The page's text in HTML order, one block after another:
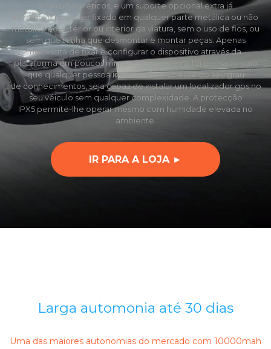
ímans mágneticos, e um suporte opcional extra já
incluído, e pode ser fixado em qualquer parte metálica ou não
metálica no exterior ou interior da viatura, sem o uso de fios, ou
sem que tenha que desmontar e montar peças. Apenas
necessita de fixar e configurar o dispositivo através da
plataforma em poucos minutos. Este sistema foi pensado para
que qualquer pessoa independentemente do seu grau
de conhecimentos, seja capaz de instalar um localizador gps no
seu véiculo sem qualquer complexidade. A protecção
IPX5 permite-lhe operar mesmo com humidade elevada no
ambiente.
IR PARA A LOJA ►
Larga automonia até 30 dias
Uma das maiores autonomias do mercado com 10000mah